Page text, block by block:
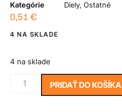
Kategórie
Diely, Ostatné
0,51 €
4 NA SKLADE
4 na sklade
PRIDAŤ DO KOŠÍKA